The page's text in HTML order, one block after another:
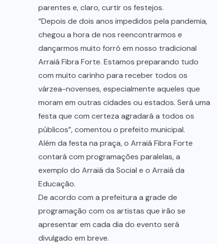
parentes e, claro, curtir os festejos.
“Depois de dois anos impedidos pela pandemia,
chegou a hora de nos reencontrarmos e
dançarmos muito forró em nosso tradicional
Arraiá Fibra Forte. Estamos preparando tudo
com muito carinho para receber todos os
várzea-novenses, especialmente aqueles que
moram em outras cidades ou estados. Será uma
festa que com certeza agradará a todos os
públicos”, comentou o prefeito municipal.
Além da festa na praça, o Arraiá Fibra Forte
contará com programações paralelas, a
exemplo do Arraiá da Social e o Arraiá da
Educação.
De acordo com a prefeitura a grade de
programação com os artistas que irão se
apresentar em cada dia do evento será
divulgado em breve.